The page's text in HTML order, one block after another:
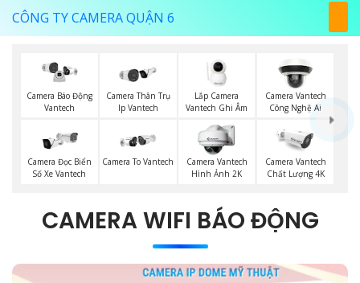
CÔNG TY CAMERA QUẬN 6
Camera Báo Động
Vantech
Camera Thân Trụ
Ip Vantech
Lắp Camera
Vantech Ghi Âm
Camera Vantech
Công Nghệ Ai
Camera Đọc Biển
Số Xe Vantech
Camera To Vantech
Camera Vantech
Hình Ảnh 2K
Camera Vantech
Chất Lượng 4K
CAMERA WIFI BÁO ĐỘNG